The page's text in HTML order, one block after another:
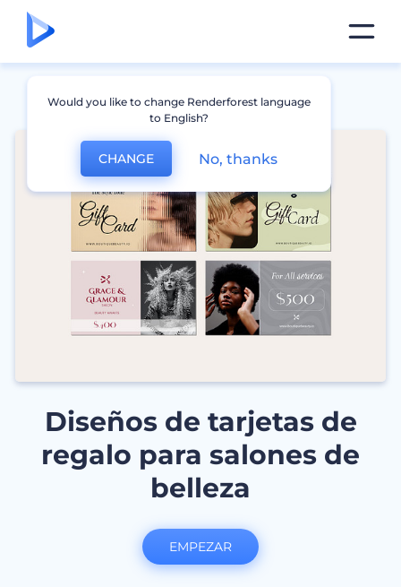
Diseños de tarjetas de
regalo para salones de
belleza
EMPEZAR
Would you like to change Renderforest language
to English?
CHANGE No, thanks